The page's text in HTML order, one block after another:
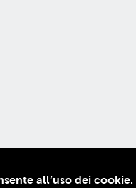
all’uso dei cookie.